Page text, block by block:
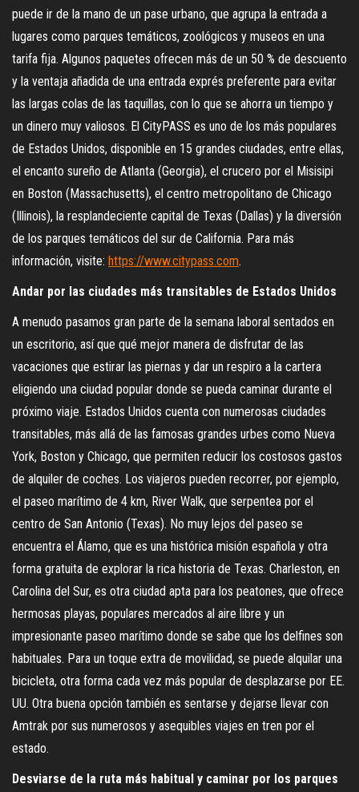
puede ir de la mano de un pase urbano, que agrupa la entrada a
lugares como parques temáticos, zoológicos y museos en una
tarifa fija. Algunos paquetes ofrecen más de un 50 % de descuento
y la ventaja añadida de una entrada exprés preferente para evitar
las largas colas de las taquillas, con lo que se ahorra un tiempo y
un dinero muy valiosos. El CityPASS es uno de los más populares
de Estados Unidos, disponible en 15 grandes ciudades, entre ellas,
el encanto sureño de Atlanta (Georgia), el crucero por el Misisipi
en Boston (Massachusetts), el centro metropolitano de Chicago
(Illinois), la resplandeciente capital de Texas (Dallas) y la diversión
de los parques temáticos del sur de California. Para más
información, visite: https://www.citypass.com.
Andar por las ciudades más transitables de Estados Unidos
A menudo pasamos gran parte de la semana laboral sentados en
un escritorio, así que qué mejor manera de disfrutar de las
vacaciones que estirar las piernas y dar un respiro a la cartera
eligiendo una ciudad popular donde se pueda caminar durante el
próximo viaje. Estados Unidos cuenta con numerosas ciudades
transitables, más allá de las famosas grandes urbes como Nueva
York, Boston y Chicago, que permiten reducir los costosos gastos
de alquiler de coches. Los viajeros pueden recorrer, por ejemplo,
el paseo marítimo de 4 km, River Walk, que serpentea por el
centro de San Antonio (Texas). No muy lejos del paseo se
encuentra el Álamo, que es una histórica misión española y otra
forma gratuita de explorar la rica historia de Texas. Charleston, en
Carolina del Sur, es otra ciudad apta para los peatones, que ofrece
hermosas playas, populares mercados al aire libre y un
impresionante paseo marítimo donde se sabe que los delfines son
habituales. Para un toque extra de movilidad, se puede alquilar una
bicicleta, otra forma cada vez más popular de desplazarse por EE.
UU. Otra buena opción también es sentarse y dejarse llevar con
Amtrak por sus numerosos y asequibles viajes en tren por el
estado.
Desviarse de la ruta más habitual y caminar por los parques